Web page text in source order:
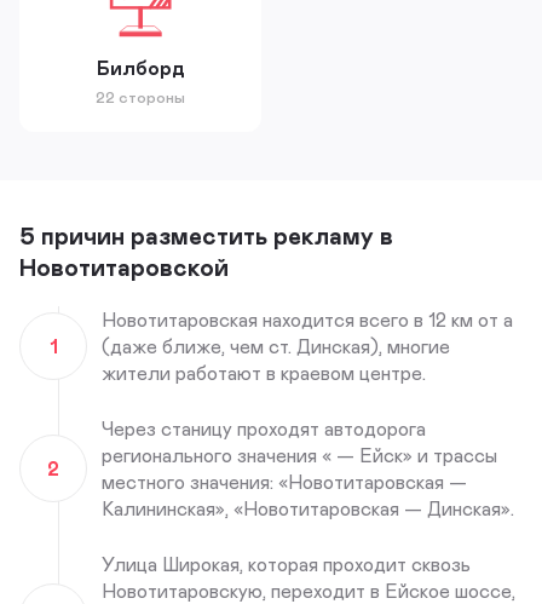
Билборд
22 стороны
5 причин разместить рекламу в
Новотитаровской
1
Новотитаровская находится всего в 12 км от а
(даже ближе, чем ст. Динская), многие
жители работают в краевом центре.
2
Через станицу проходят автодорога
регионального значения « — Ейск» и трассы
местного значения: «Новотитаровская —
Калининская», «Новотитаровская — Динская».
Улица Широкая, которая проходит сквозь
Новотитаровскую, переходит в Ейское шоссе,